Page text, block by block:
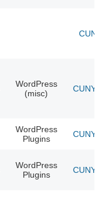
WordPress
(misc)
CUNY
WordPress
Plugins
CUNY
WordPress
Plugins
CUNY